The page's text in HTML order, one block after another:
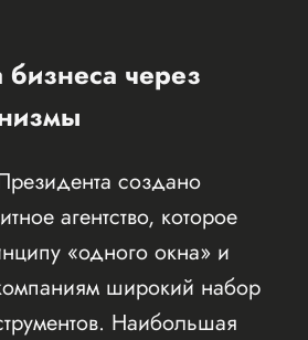
через
создано
агентство, которое
«одного окна» и
широкий набор
Наибольшая